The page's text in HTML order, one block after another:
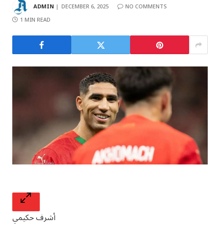
ADMIN DECEMBER 6, 2025
NO COMMENTS
1 MIN READ
أشرف حكيمي